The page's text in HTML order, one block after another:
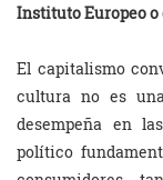
Instituto Europeo
El capitalismo
cultura no es
desempeña en
político